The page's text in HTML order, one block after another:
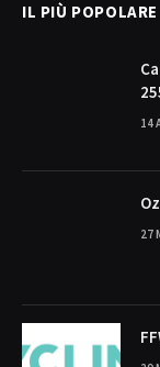
IL PIÙ POPOLARE
14
27